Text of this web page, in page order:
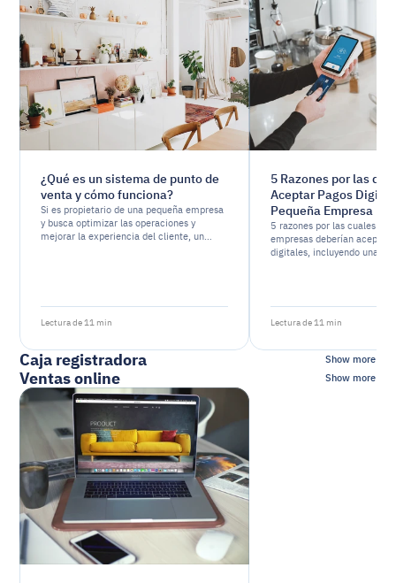
¿Qué es un sistema de punto de
venta y cómo funciona?
Si es propietario de una pequeña empresa
y busca optimizar las operaciones y
mejorar la experiencia del cliente, un
Lectura de 11 min
5 Razones por las
Aceptar Pagos
Pequeña Empresa
5 razones por las cuales las
empresas deberían aceptar
digitales, incluyendo una
Lectura de 11 min
Caja registradora Show more
Ventas online Show more